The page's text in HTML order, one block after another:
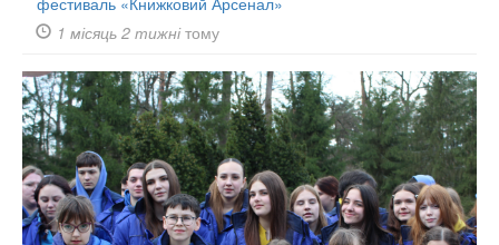
1 місяць 2 тижнітому